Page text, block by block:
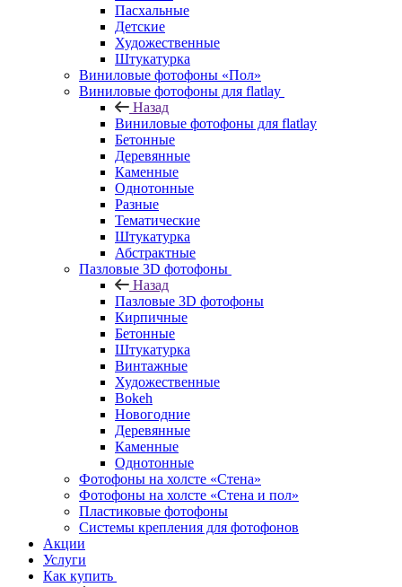
Пасхальные
Детские
Художественные
Штукатурка
Виниловые фотофоны «Пол»
Виниловые фотофоны для flatlay
Назад
Виниловые фотофоны для flatlay
Бетонные
Деревянные
Каменные
Однотонные
Разные
Тематические
Штукатурка
Абстрактные
Пазловые 3D фотофоны
Назад
Пазловые 3D фотофоны
Кирпичные
Бетонные
Штукатурка
Винтажные
Художественные
Bokeh
Новогодние
Деревянные
Каменные
Однотонные
Фотофоны на холсте «Стена»
Фотофоны на холсте «Стена и пол»
Пластиковые фотофоны
Системы крепления для фотофонов
Акции
Услуги
Как купить